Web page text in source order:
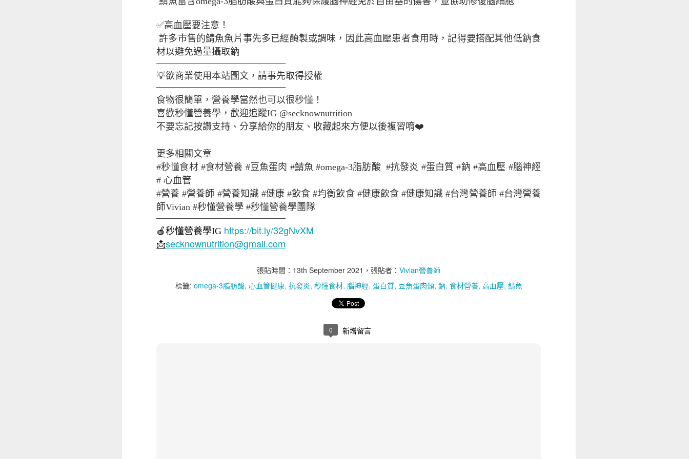
✅高血壓要注意！
許多市售的鯖魚魚片事先多已經醃製或調味，因此高血壓患者食用時，記得要搭配其他低鈉食
材以避免過量攝取鈉
——————————————
💡欲商業使用本站圖文，請事先取得授權
——————————————
食物很簡單，營養學當然也可以很秒懂！
喜歡秒懂營養學，歡迎追蹤IG @secknownutrition
不要忘記按讚支持、分享給你的朋友、收藏起來方便以後複習唷❤️
更多相關文章
#秒懂食材 #食材營養 #豆魚蛋肉 #鯖魚 #omega-3脂肪酸 #抗發炎 #蛋白質 #鈉 #高血壓 #腦神經
# 心血管
#營養 #營養師 #營養知識 #健康 #飲食 #均衡飲食 #健康飲食 #健康知識 #台灣營養師 #台灣營養
師Vivian #秒懂營養學 #秒懂營養學團隊
——————————————
🍎秒懂營養學IG https://bit.ly/32gNvXM
📩secknownutrition@gmail.com
張貼時間： 13th September 2021 ，張貼者： Vivian營養師
標籤: omega-3脂肪酸 心血管健康 抗發炎 秒懂食材 腦神經 蛋白質 豆魚蛋肉類 鈉 食材營養 高血壓 鯖魚
0 新增留言
牛奶與痘痘
蜂蜜舒緩運動後不適感